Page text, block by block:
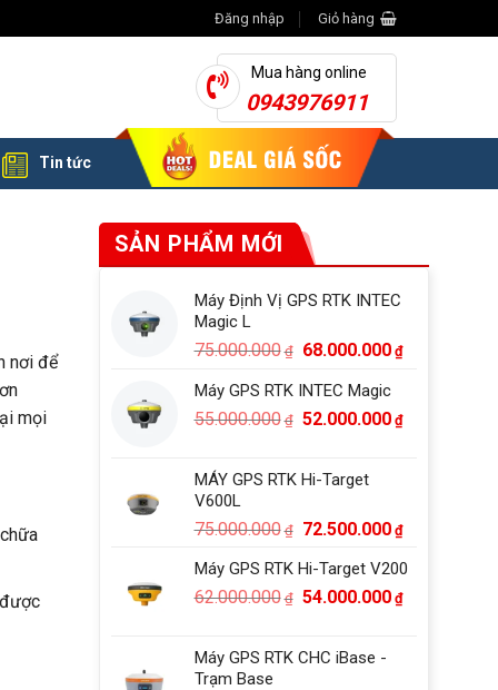
Đăng nhập Giỏ hàng
Mua hàng online
0943976911
Tin tức
nơi để
mọi
SẢN PHẨM MỚI
Máy Định Vị GPS RTK INTEC
Magic L
75.000.000 ₫
Giá
là:
75.000.000₫.
68.000.000 ₫Giá
là:
Máy GPS RTK INTEC Magic
55.000.000 ₫ Giá
55.000.000₫.
52.000.000 ₫Giá
MÁY GPS RTK Hi-Target
V600L
75.000.000 ₫
Giá
là:
75.000.000₫.
72.500.000 ₫Giá
tại
là:
Máy GPS RTK Hi-Target V200
62.000.000 ₫ Giá
62.000.000₫.
54.000.000 ₫Giá
Máy GPS RTK CHC iBase -
Trạm Base